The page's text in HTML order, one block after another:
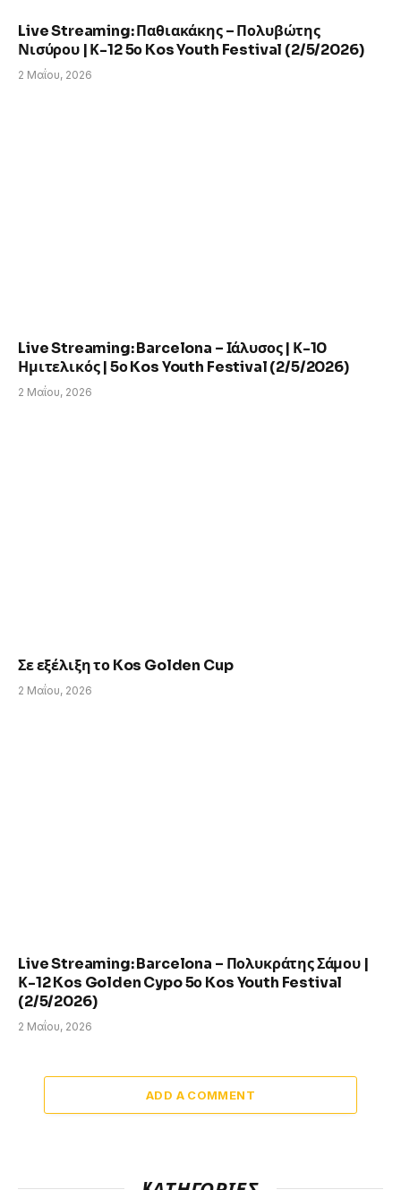
Live Streaming: Παθιακάκης – Πολυβώτης
Νισύρου | Κ-12 5ο Kos Youth Festival (2/5/2026)
2 Μαΐου, 2026
Live Streaming: Barcelona – Ιάλυσος | Κ-10
Ημιτελικός | 5ο Kos Youth Festival (2/5/2026)
2 Μαΐου, 2026
Σε εξέλιξη το Kos Golden Cup
2 Μαΐου, 2026
Live Streaming: Barcelona – Πολυκράτης Σάμου |
Κ-12 Kos Golden Cypo 5ο Kos Youth Festival
(2/5/2026)
2 Μαΐου, 2026
ADD A COMMENT